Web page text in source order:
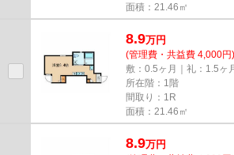
面積：21.46㎡
8.9万円
(管理費・共益費 4,000円)
敷：0.5ヶ月｜礼：1.5ヶ
所在階：1階
間取り：1R
面積：21.46㎡
8.9万円